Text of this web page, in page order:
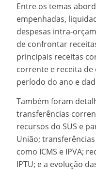
Entre os temas
empenhadas,
despesas intra-
de confrontar
principais receitas
corrente e receita de
período do ano e
Também foram
transferências
recursos do SUS e
União;
como ICMS e IPVA;
IPTU; e a evolução